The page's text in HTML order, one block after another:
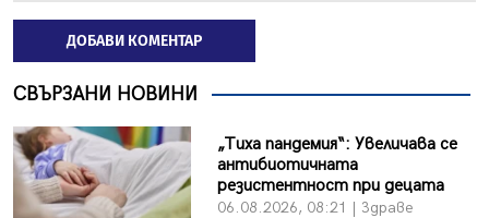
ДОБАВИ КОМЕНТАР
СВЪРЗАНИ НОВИНИ
„Тиха пандемия“: Увеличава се
антибиотичната
резистентност при децата
06.08.2026, 08:21 | Здраве